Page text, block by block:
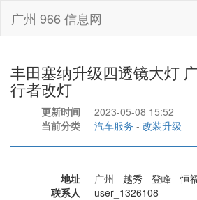
广州 966 信息网
丰田塞纳升级四透镜大灯
行者改灯
更新时间
2023-05-08 15:52
当前分类
汽车服务 - 改装升级
地址
广州 - 越秀 - 登峰 - 恒
联系人
user_1326108